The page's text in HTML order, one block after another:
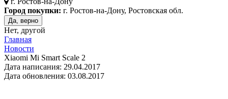
Город покупки: г. Ростов-на-Дону, Ростовская обл.
Да, верно
Нет, другой
Главная
Новости
Xiaomi Mi Smart Scale 2
Дата написания: 29.04.2017
Дата обновления: 03.08.2017